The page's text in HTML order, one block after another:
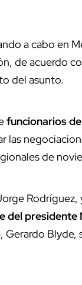
a cabo en
de acuerdo
del asunto.
funcionarios
las
de
del presidente
Gerardo Blyde,